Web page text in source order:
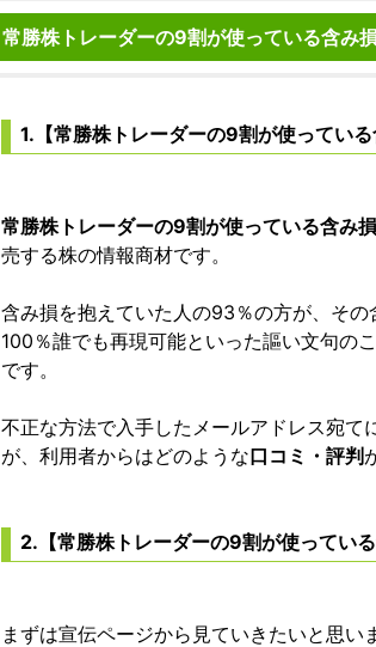
常勝株トレーダーの9割が使っている含み
1.【常勝株トレーダーの9割が使っている
常勝株トレーダーの9割が使っている含み
売する株の情報商材です。
含み損を抱えていた人の93％の方が、その
100％誰でも再現可能といった謳い文句のこ
です。
不正な方法で入手したメールアドレス宛
が、利用者からはどのような口コミ・評判
2.【常勝株トレーダーの9割が使ってい
まずは宣伝ページから見ていきたいと思い